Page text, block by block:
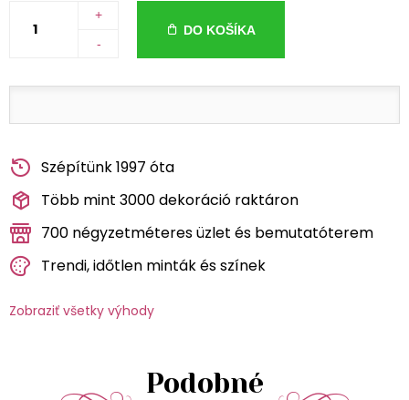
+
-
DO KOŠÍKA
Szépítünk 1997 óta
Több mint 3000 dekoráció raktáron
700 négyzetméteres üzlet és bemutatóterem
Trendi, időtlen minták és színek
Zobraziť všetky výhody
Podobné